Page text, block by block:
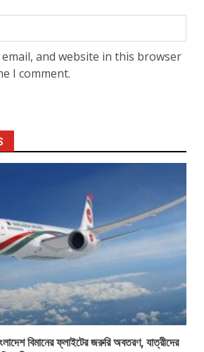
email, and website in this browser
I comment.
বিমানের ফ্লাইটের জরুরি অবতরণ, যাত্রীদের